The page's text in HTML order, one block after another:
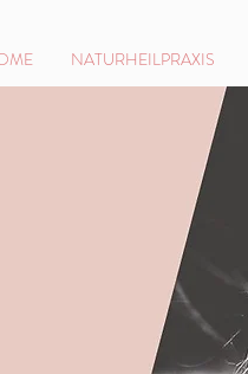
NATURHEILPRAXIS